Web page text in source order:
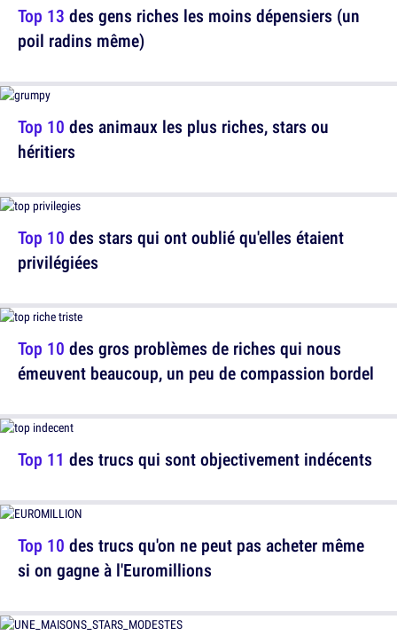
Top 13 des gens riches les moins dépensiers (un
poil radins même)
Top 10 des stars qui ont oublié qu'elles étaient
privilégiées
Top 11 des trucs qui sont objectivement indécents
Top 10 des animaux les plus riches, stars ou
héritiers
Top 10 des gros problèmes de riches qui nous
émeuvent beaucoup, un peu de compassion bordel
Top 10 des trucs qu'on ne peut pas acheter même
si on gagne à l'Euromillions